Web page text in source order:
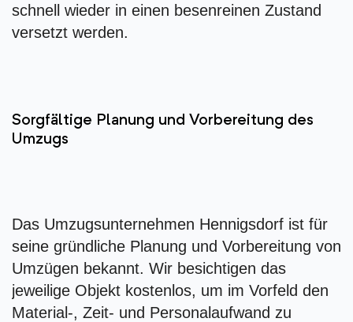
schnell wieder in einen besenreinen Zustand
versetzt werden.
Sorgfältige Planung und Vorbereitung des
Umzugs
Das Umzugsunternehmen Hennigsdorf ist für
seine gründliche Planung und Vorbereitung von
Umzügen bekannt. Wir besichtigen das
jeweilige Objekt kostenlos, um im Vorfeld den
Material-, Zeit- und Personalaufwand zu